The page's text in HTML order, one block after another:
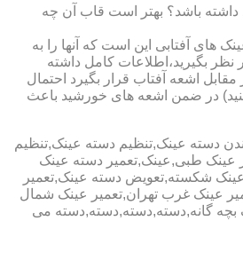
داشته باشد؟ بهتر است قاب آن چه
های آفتابی این است که آنها را به
نظر بگیرید،اطلاعات کامل داشته
اشعه آفتاب قرار بگیرد احتمال
در ضمن اشعه های خورشید باعث
دسته عینک,تنظیم دسته عینک,تنظیم
عینک طبی,عینک,تعمیر دسته عینک
شکسته,تعویض دسته عینک,تعمیر
عینک غرب تهران,تعمیر عینک شمال
گانه,دسته,دسته,دسته,دسته می